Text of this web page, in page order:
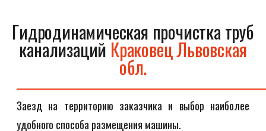
Гидродинамическая прочистка труб
канализаций Краковец Львовская
обл.
Заезд на территорию заказчика и выбор наиболее
удобного способа размещения машины.